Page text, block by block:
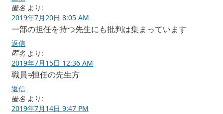
匿名 より:
2019年7月20日 8:05 AM
一部の担任を持つ先生にも批判は集まっています
返信
匿名 より:
2019年7月15日 12:36 AM
職員≠担任の先生方
返信
匿名 より:
2019年7月14日 9:47 PM